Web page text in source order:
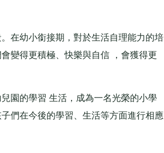
幼小銜接期，對於生活自理能力的培
變得更積極、快樂與自信 ，會獲得更
的學習 生活，成為一名光榮的小學
們在今後的學習、生活等方面進行相應